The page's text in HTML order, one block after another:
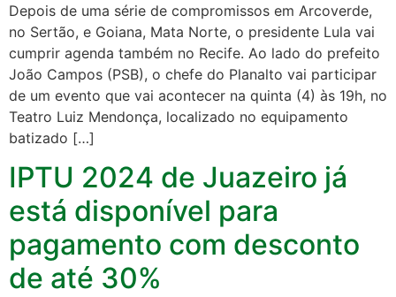
Depois de uma série de compromissos em Arcoverde,
no Sertão, e Goiana, Mata Norte, o presidente Lula vai
cumprir agenda também no Recife. Ao lado do prefeito
João Campos (PSB), o chefe do Planalto vai participar
de um evento que vai acontecer na quinta (4) às 19h, no
Teatro Luiz Mendonça, localizado no equipamento
batizado […]
IPTU 2024 de Juazeiro já
está disponível para
pagamento com desconto
de até 30%